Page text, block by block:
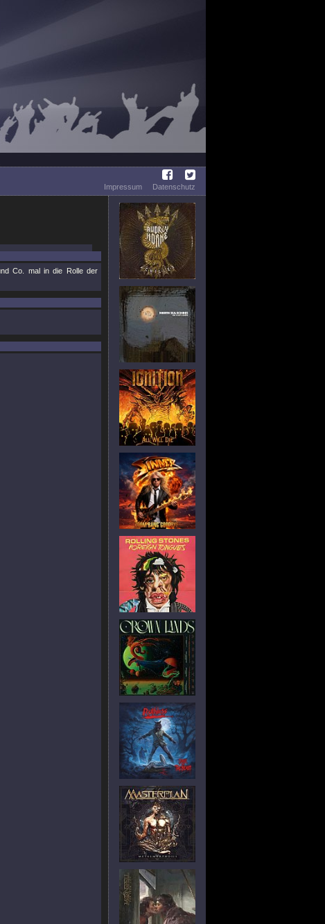
Impressum
Datenschutz
Co. mal in die Rolle der